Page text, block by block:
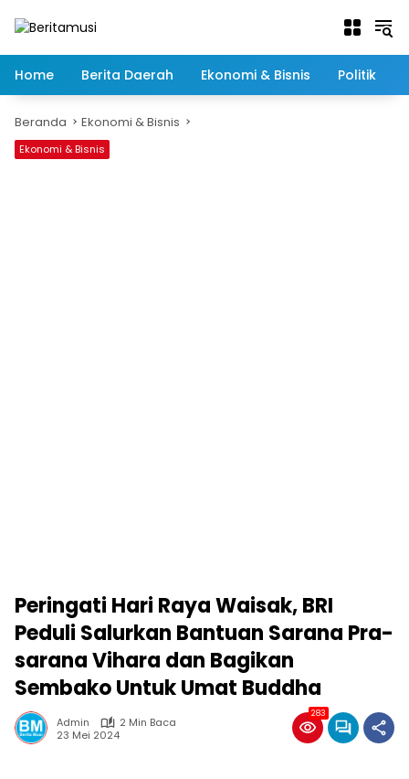
Home
Berita Daerah Ekonomi & Bisnis Politik
Beranda Ekonomi & Bisnis
Ekonomi & Bisnis
Peringati Hari Raya Waisak, BRI
Peduli Salurkan Bantuan Sarana Pra-
sarana Vihara dan Bagikan
Sembako Untuk Umat Buddha
Admin
2 Min Baca
23 Mei 2024
283